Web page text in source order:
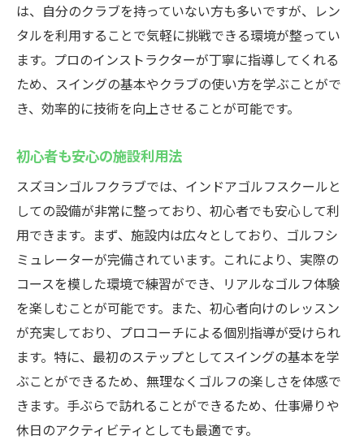
は、自分のクラブを持っていない方も多いですが、レン
タルを利用することで気軽に挑戦できる環境が整ってい
ます。プロのインストラクターが丁寧に指導してくれる
ため、スイングの基本やクラブの使い方を学ぶことがで
き、効率的に技術を向上させることが可能です。
初心者も安心の施設利用法
スズヨンゴルフクラブでは、インドアゴルフスクールと
しての設備が非常に整っており、初心者でも安心して利
用できます。まず、施設内は広々としており、ゴルフシ
ミュレーターが完備されています。これにより、実際の
コースを模した環境で練習ができ、リアルなゴルフ体験
を楽しむことが可能です。また、初心者向けのレッスン
が充実しており、プロコーチによる個別指導が受けられ
ます。特に、最初のステップとしてスイングの基本を学
ぶことができるため、無理なくゴルフの楽しさを体感で
きます。手ぶらで訪れることができるため、仕事帰りや
休日のアクティビティとしても最適です。